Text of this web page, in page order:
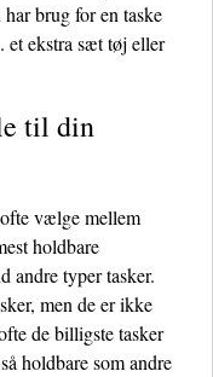
brug for en taske
et ekstra sæt tøj eller
til din
vælge mellem
holdbare
andre typer tasker.
men de er ikke
de billigste tasker
holdbare som andre